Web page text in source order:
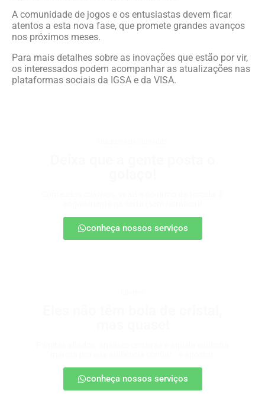
A comunidade de jogos e os entusiastas devem ficar
atentos a esta nova fase, que promete grandes avanços
nos próximos meses.
Para mais detalhes sobre as inovações que estão por vir,
os interessados podem acompanhar as atualizações nas
plataformas sociais da IGSA e da VISA.
conheça nossos serviços
conheça nossos serviços